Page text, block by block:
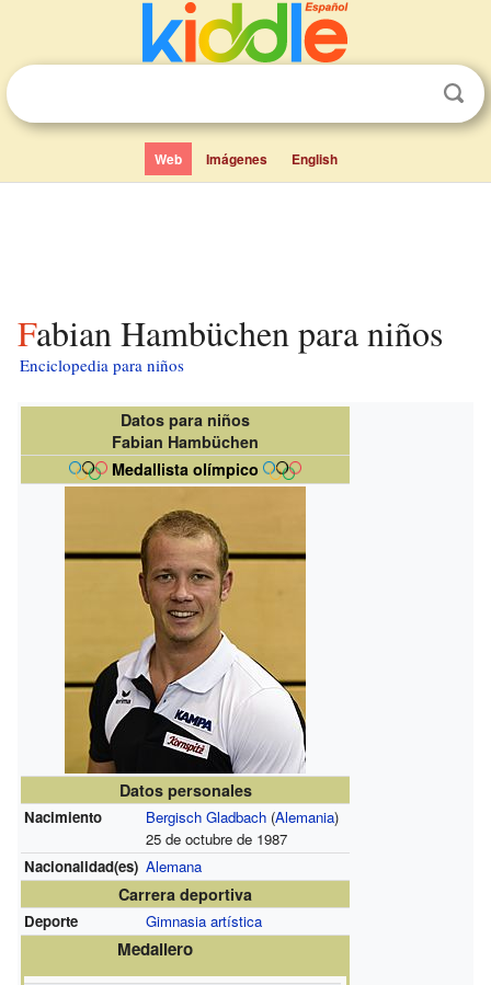
Web Imágenes English
Fabian Hambüchen para niños
Enciclopedia para niños
Datos para niños
Fabian Hambüchen
Medallista olímpico
Datos personales
Nacimiento Bergisch Gladbach(Alemania)
25 de octubre de 1987
Nacionalidad(es) Alemana
Carrera deportiva
Deporte Gimnasia artística
Medallero